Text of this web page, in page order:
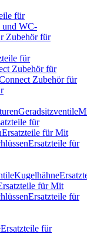
für
und WC-
Zubehör für
für
Zubehör für
Zubehör für
Geradsitzventile
für
Ersatzteile für Mit
Ersatzteile für
Kugelhähne
für Mit
Ersatzteile für
Ersatzteile für